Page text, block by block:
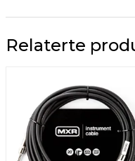
Relaterte